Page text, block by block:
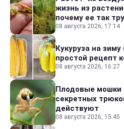
жизнь из
почему ее так
08 августа 2026, 17:14
Кукуруза на
простой рецепт
08 августа 2026, 16:27
Плодовые мошки
секретных
действуют
08 августа 2026, 15:45